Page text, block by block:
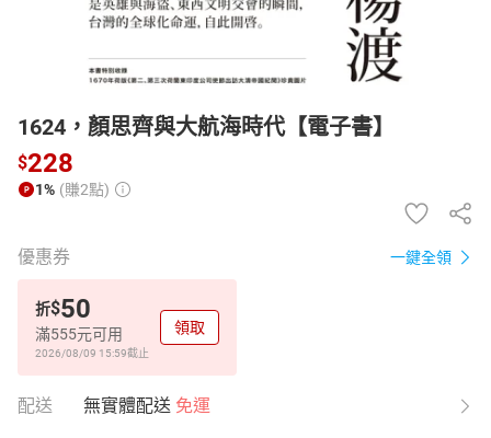
1624，顏思齊與大航海時代【電子書】
$228
1% (賺2點)
優惠券 一鍵全領
折$50
滿555元可用
2026/08/09 15:59截止
領取
配送 無實體配送 免運